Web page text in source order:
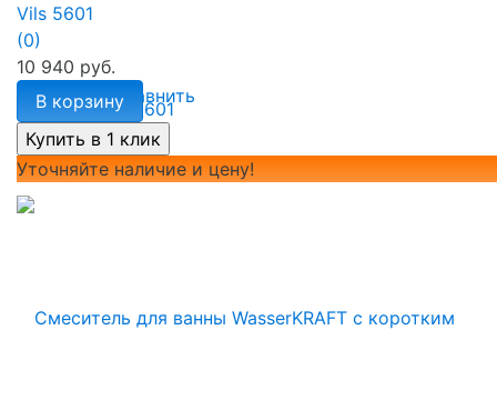
избранное сравнить
Vils 5601
(0)
10 940 руб.
В корзину
Уточняйте наличие и цену!